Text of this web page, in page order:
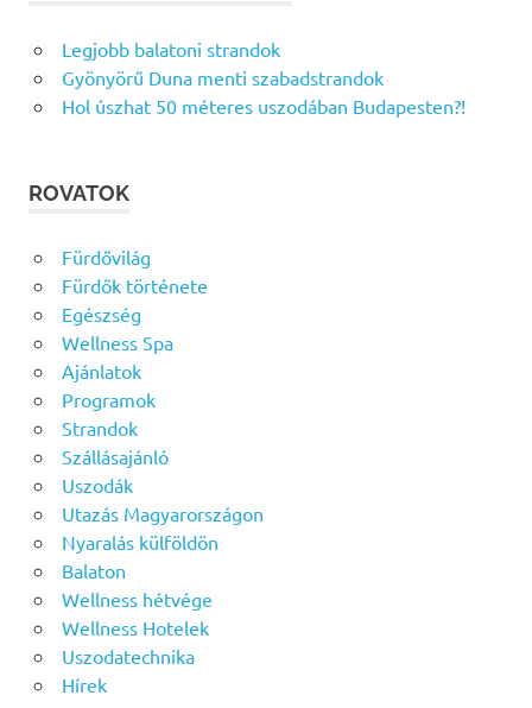
Legjobb balatoni strandok
Gyönyörű Duna menti szabadstrandok
Hol úszhat 50 méteres uszodában Budapesten?!
ROVATOK
Fürdővilág
Fürdők története
Egészség
Wellness Spa
Ajánlatok
Programok
Strandok
Szállásajánló
Uszodák
Utazás Magyarországon
Nyaralás külföldön
Balaton
Wellness hétvége
Wellness Hotelek
Uszodatechnika
Hírek